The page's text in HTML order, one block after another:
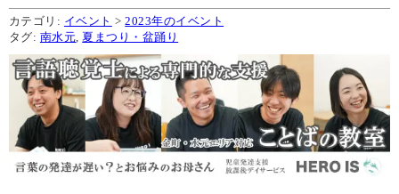
カテゴリ: イベント >2023年のイベント
タグ: 南水元 夏まつり・盆踊り